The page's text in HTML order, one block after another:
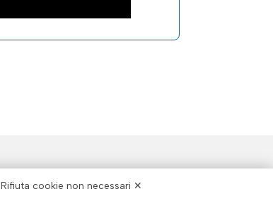
SEGUICI SU
Rifiuta cookie non necessari ✕